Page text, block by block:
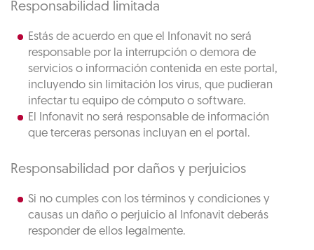
Responsabilidad limitada
Estás de acuerdo en que el Infonavit no será
responsable por la interrupción o demora de
servicios o información contenida en este portal,
incluyendo sin limitación los virus, que pudieran
infectar tu equipo de cómputo o software.
El Infonavit no será responsable de información
que terceras personas incluyan en el portal.
Responsabilidad por daños y perjuicios
Si no cumples con los términos y condiciones y
causas un daño o perjuicio al Infonavit deberás
responder de ellos legalmente.